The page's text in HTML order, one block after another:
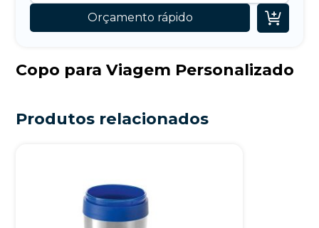
Orçamento rápido 
Copo para Viagem Personalizado
Produtos relacionados